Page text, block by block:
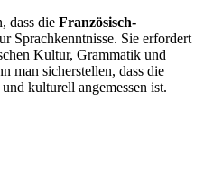
dass die Französisch-
Sprachkenntnisse. Sie erfordert
Kultur, Grammatik und
man sicherstellen, dass die
kulturell angemessen ist.